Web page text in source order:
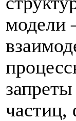
модели
частиц,